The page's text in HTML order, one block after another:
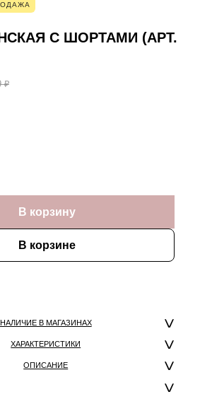
С ШОРТАМИ (АРТ.
₽
В корзину
В корзине
НАЛИЧИЕ В МАГАЗИНАХ
ХАРАКТЕРИСТИКИ
ОПИСАНИЕ